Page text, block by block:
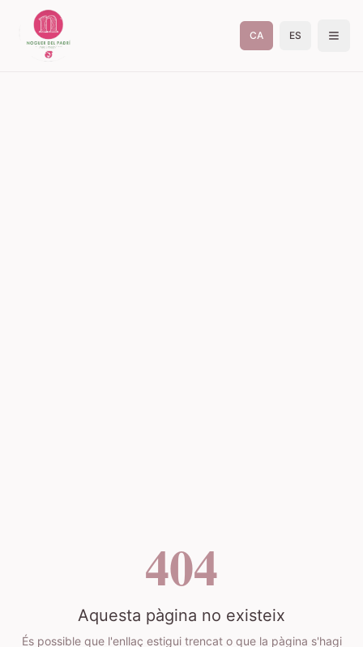
CA ES
404
Aquesta pàgina no existeix
És possible que l'enllaç estigui trencat o que la pàgina s'hagi